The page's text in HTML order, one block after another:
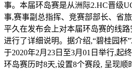
事。本届环岛赛是从洲际2.HC晋级
事,赛事副总指挥、竞赛部部长、省
平久在发布会上对本届环岛赛的线
进行了详细说明。据介绍,“碧桂园杯
于2020年2月23日至3月01日举行,起
环岛赛历时8天,设置8个赛段, 呈现顺